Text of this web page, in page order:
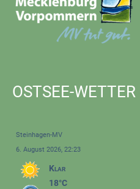
OSTSEE-WETTER
Steinhagen-MV
6. August 2026, 22:23
Klar
18°C